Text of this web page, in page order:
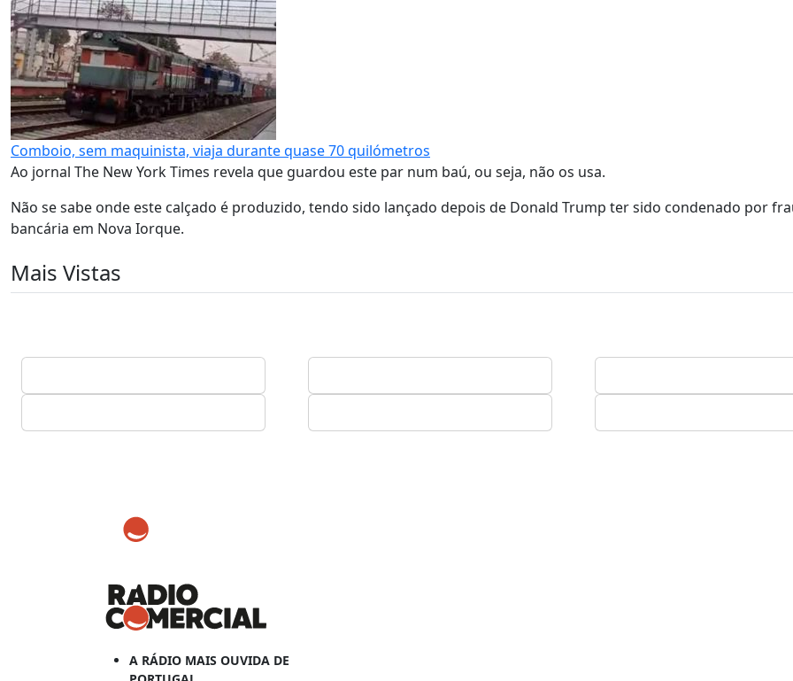
Comboio, sem maquinista, viaja durante quase 70 quilómetros
Ao jornal The New York Times revela que guardou este par num baú, ou seja, não os usa.
Não se sabe onde este calçado é produzido, tendo sido lançado depois de Donald Trump ter sido condenado por
bancária em Nova Iorque.
Mais Vistas
A RÁDIO MAIS OUVIDA DE